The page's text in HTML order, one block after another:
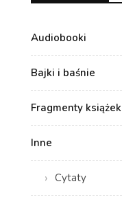
Audiobooki
Bajki i baśnie
Fragmenty książek
Inne
Cytaty